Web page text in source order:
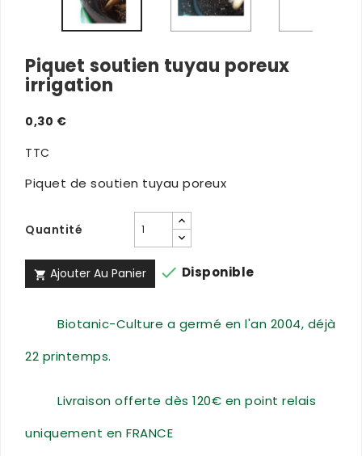
Piquet soutien tuyau poreux
irrigation
0,30 €
TTC
Piquet de soutien tuyau poreux
Quantité
 Ajouter Au Panier  Disponible
Biotanic-Culture a germé en l'an 2004, déjà
22 printemps.
Livraison offerte dès 120€ en point relais
uniquement en FRANCE